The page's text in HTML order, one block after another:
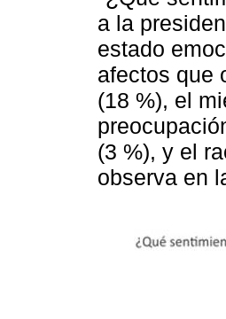
a la
estado
afectos que
(18 %), el
(3 %), y el
observa en